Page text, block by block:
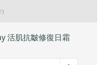
)
活肌抗皺修復日霜